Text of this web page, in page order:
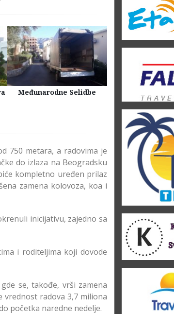
Međunarodne Selidbe Selidbe Firme
750 metara, a radovima je
do izlaza na Beogradsku
kompletno uređen prilaz
zamena kolovoza, koa i
inicijativu, zajedno sa
i roditeljima koji dovode
se, takođe, vrši zamena
vrednost radova 3,7 miliona
početka naredne nedelje.